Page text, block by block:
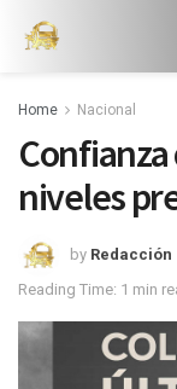
Home Nacional
niveles
by Redacción
Reading Time: 1 min